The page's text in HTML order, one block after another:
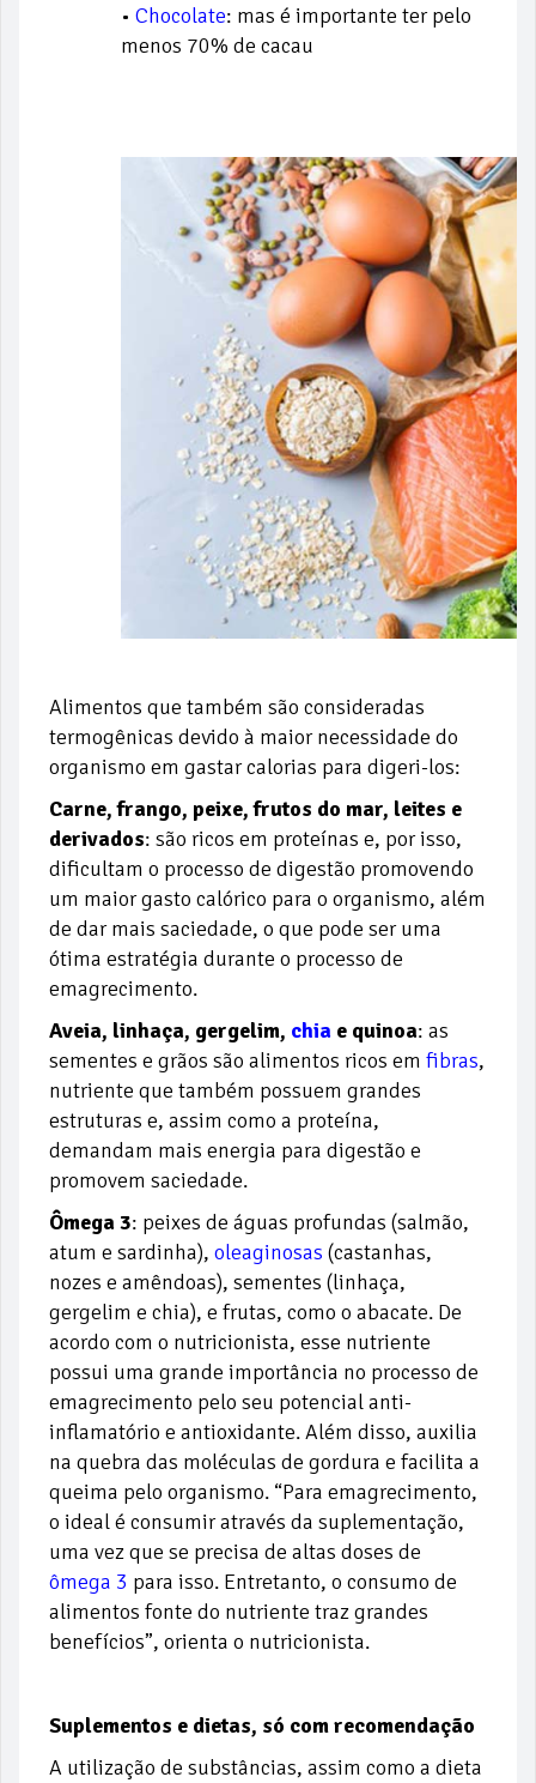
• Chocolate: mas é importante ter pelo
menos 70% de cacau
Alimentos que também são consideradas
termogênicas devido à maior necessidade do
organismo em gastar calorias para digeri-los:
Carne, frango, peixe, frutos do mar, leites e
derivados: são ricos em proteínas e, por isso,
dificultam o processo de digestão promovendo
um maior gasto calórico para o organismo, além
de dar mais saciedade, o que pode ser uma
ótima estratégia durante o processo de
emagrecimento.
Aveia, linhaça, gergelim, chia e quinoa: as
sementes e grãos são alimentos ricos em fibras,
nutriente que também possuem grandes
estruturas e, assim como a proteína,
demandam mais energia para digestão e
promovem saciedade.
Ômega 3: peixes de águas profundas (salmão,
atum e sardinha), oleaginosas (castanhas,
nozes e amêndoas), sementes (linhaça,
gergelim e chia), e frutas, como o abacate. De
acordo com o nutricionista, esse nutriente
possui uma grande importância no processo de
emagrecimento pelo seu potencial anti-
inflamatório e antioxidante. Além disso, auxilia
na quebra das moléculas de gordura e facilita a
queima pelo organismo. “Para emagrecimento,
o ideal é consumir através da suplementação,
uma vez que se precisa de altas doses de
ômega 3 para isso. Entretanto, o consumo de
alimentos fonte do nutriente traz grandes
benefícios”, orienta o nutricionista.
Suplementos e dietas, só com recomendação
A utilização de substâncias, assim como a dieta